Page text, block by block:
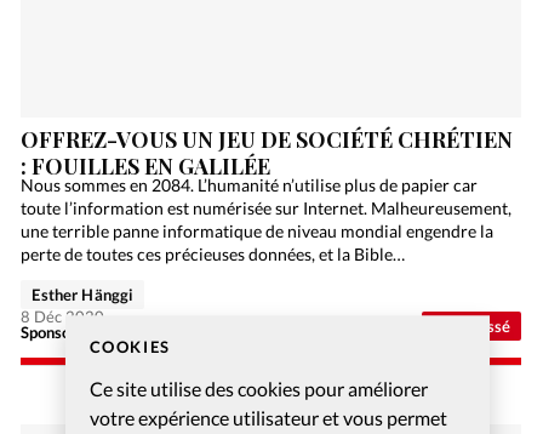
COOKIES
Ce site utilise des cookies pour améliorer
votre expérience utilisateur et vous permet
Non classé
OFFREZ-VOUS UN JEU DE SOCIÉTÉ CHRÉTIEN
: FOUILLES EN GALILÉE
Nous sommes en 2084. L’humanité n’utilise plus de papier car
toute l’information est numérisée sur Internet. Malheureusement,
une terrible panne informatique de niveau mondial engendre la
perte de toutes ces précieuses données, et la Bible…
Sponsorisé - Alliance Biblilque Française
Esther Hänggi
8 Déc 2020